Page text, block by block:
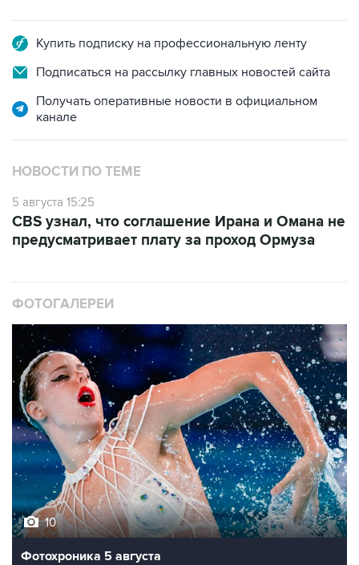
Купить подписку на профессиональную ленту
Подписаться на рассылку главных новостей сайта
Получать оперативные новости в официальном
канале
НОВОСТИ ПО ТЕМЕ
5 августа 15:25
CBS узнал, что соглашение Ирана и Омана не
предусматривает плату за проход Ормуза
ФОТОГАЛЕРЕИ
10
Фотохроника 5 августа